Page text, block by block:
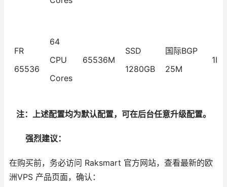
FR
65536
64
CPU
Cores
65536M
SSD
1280GB
国际BGP
25M
1IP
注：上述配置均为默认配置，可在后台任意升级配置。
强烈建议：
在购买前，务必访问 Raksmart 官方网站，查看最新的欧
洲VPS 产品页面，确认：